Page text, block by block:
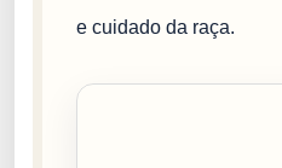
e cuidado da raça.